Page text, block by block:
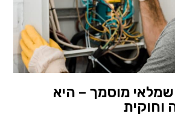
מוסמך – היא
וחוקית